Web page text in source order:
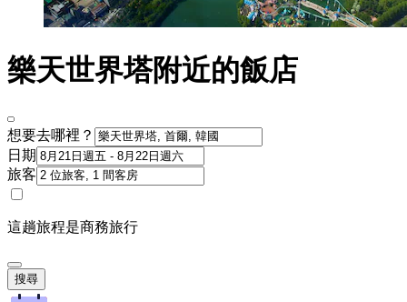
樂天世界塔附近的飯店
想要去哪裡？
日期
旅客
這趟旅程是商務旅行
搜尋